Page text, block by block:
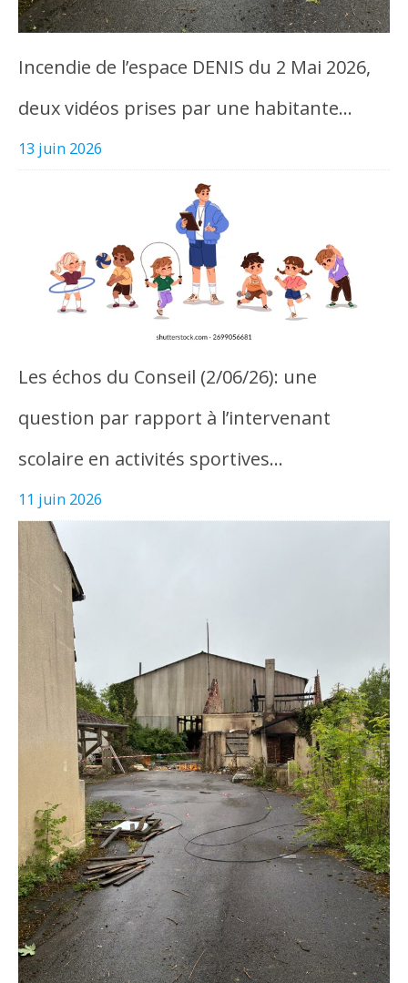
Incendie de l’espace DENIS du 2 Mai 2026,
deux vidéos prises par une habitante…
13 juin 2026
Les échos du Conseil (2/06/26): une
question par rapport à l’intervenant
scolaire en activités sportives…
11 juin 2026